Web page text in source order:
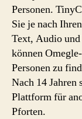
Personen.
Sie je nach
Text, Audio
können
Personen zu
Nach 14 Jahren
Plattform für
Pforten.